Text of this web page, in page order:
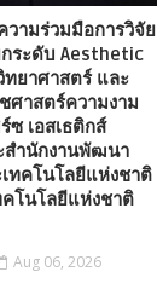
ามร่วมมือการวิจัย
ระดับ Aesthetic
ยาศาสตร์ และ
ศาสตร์ความงาม
ซ เอสเธติกส์
สำนักงานพัฒนา
ทคโนโลยีแห่งชาติ
โนโลยีแห่งชาติ
Aug 06, 2026